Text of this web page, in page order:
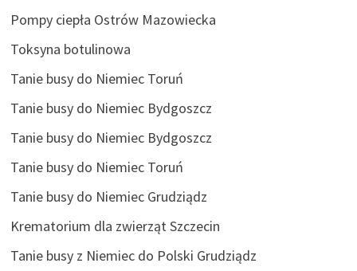
Pompy ciepła Ostrów Mazowiecka
Toksyna botulinowa
Tanie busy do Niemiec Toruń
Tanie busy do Niemiec Bydgoszcz
Tanie busy do Niemiec Bydgoszcz
Tanie busy do Niemiec Toruń
Tanie busy do Niemiec Grudziądz
Krematorium dla zwierząt Szczecin
Tanie busy z Niemiec do Polski Grudziądz